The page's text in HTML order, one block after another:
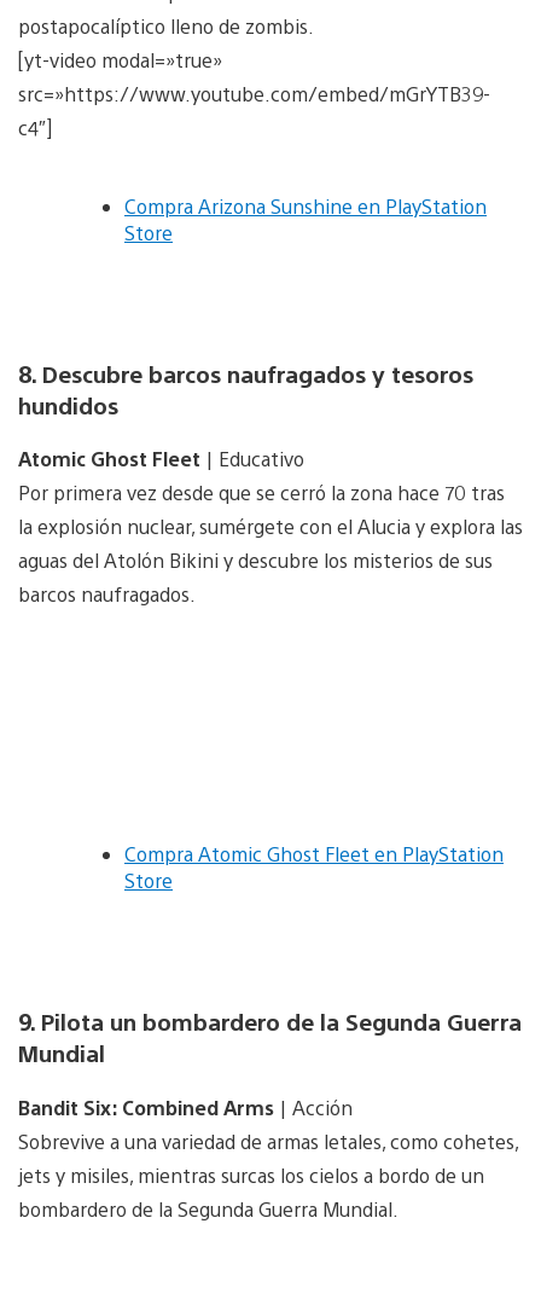
postapocalíptico lleno de zombis.
[yt-video modal=»true»
src=»https://www.youtube.com/embed/mGrYTB39-
c4″]
Compra Arizona Sunshine en PlayStation
Store
8. Descubre barcos naufragados y tesoros
hundidos
Atomic Ghost Fleet | Educativo
Por primera vez desde que se cerró la zona hace 70 tras
la explosión nuclear, sumérgete con el Alucia y explora las
aguas del Atolón Bikini y descubre los misterios de sus
barcos naufragados.
Compra Atomic Ghost Fleet en PlayStation
Store
9. Pilota un bombardero de la Segunda Guerra
Mundial
Bandit Six: Combined Arms | Acción
Sobrevive a una variedad de armas letales, como cohetes,
jets y misiles, mientras surcas los cielos a bordo de un
bombardero de la Segunda Guerra Mundial.